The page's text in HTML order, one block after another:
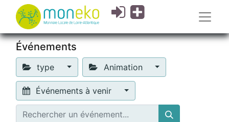
Événements
type Animation
Événements à venir